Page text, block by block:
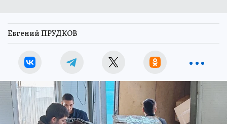
Евгений ПРУДКОВ